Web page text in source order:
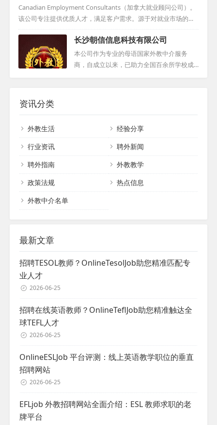
无论是学校还是其他机构，都可与我们取得
联系，我们将为您提供详细的信息和专业的
咨询，共同推动中外文化交流与教育事业的
发展。...
才，包括语言、学科教育、管理、科技及体
育等领域的精英。拓普未来秉持高品质理
念，专注于推荐一流的外籍人才，确保所推
荐的人才不仅具备卓越的专业能力，更能在
各自的领域中发挥重要作用，共同推动中国
的国际化进程。...
Canadian Employment Consultants（加拿大就业顾问公司）。
该公司专注提供优质人才，满足客户需求。源于对就业市场的深
入改革，CEC坚守诚信，为雇主输送高素质员工，助力企业高效
发展。在师资选拔上，其团队经验丰富，从专业机构招募人才。
通过严格评估、模拟面试及审核，确保候选人充分准备，为客户
提供最优质选择。申请人需经一对一面试咨询及背景调查，全面
长沙朝信信息科技有限公司
本公司作为专业的母语国家外教中介服务
商，自成立以来，已助力全国百余所学校成
多学校提供优秀的外教资源，助力教育事业
资讯分类
外教生活
经验分享
行业资讯
聘外新闻
聘外指南
外教教学
政策法规
热点信息
外教中介名单
最新文章
招聘TESOL教师？OnlineTesolJob助您精准匹配专
业人才
2026-06-25
招聘在线英语教师？OnlineTeflJob助您精准触达全
球TEFL人才
2026-06-25
OnlineESLJob 平台评测：线上英语教学职位的垂直
招聘网站
2026-06-25
EFLjob 外教招聘网站全面介绍：ESL 教师求职的老
牌平台